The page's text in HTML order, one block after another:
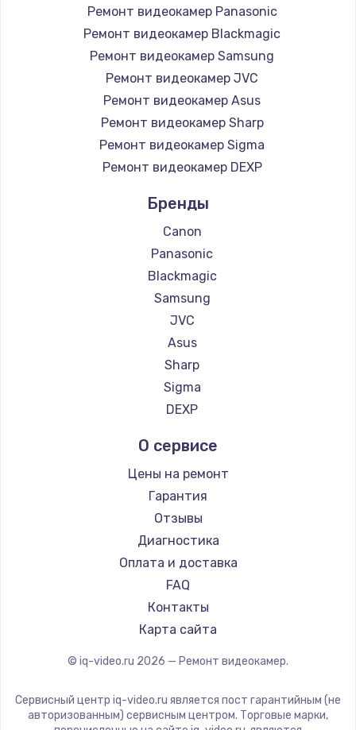
Заказать
Чистка от пыли
от 990 руб.
Заказать
Настройка Wi-Fi
от 1030 руб.
Заказать
Замена звуковой карты
от 1100 руб.
Заказать
Ремонт цепей питания
от 2500 руб.
Заказать
Замена шлейфа матрицы
Заказать
Замена материнской платы
от 1330 руб.
Заказать
Замена видеочипа
от 2745 руб.
Заказать
от 725 руб.
Заказать
Ремонт видеокамер Panasonic
Ремонт видеокамер Blackmagic
Ремонт видеокамер Samsung
Ремонт видеокамер JVC
Ремонт видеокамер Asus
Ремонт видеокамер Sharp
Ремонт видеокамер Sigma
Ремонт видеокамер DEXP
Бренды
Canon
Panasonic
Blackmagic
Samsung
JVC
Asus
Sharp
Sigma
DEXP
О сервисе
Цены на ремонт
Гарантия
Отзывы
Диагностика
Оплата и доставка
FAQ
Контакты
Карта сайта
© iq-video.ru 2026 — Ремонт видеокамер.
Сервисный центр iq-video.ru является пост гарантийным (не
авторизованным) сервисным центром. Торговые марки,